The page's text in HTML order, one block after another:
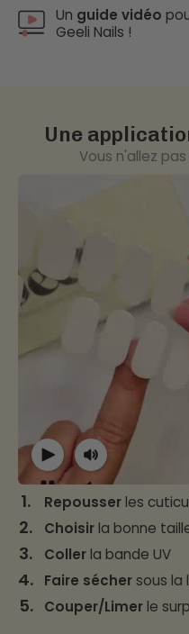
Un guide vidéo
Geeli Nails !
Une
Vous n'allez
1. Repousserles
2. Choisirla bonne
3. Collerla bande UV
4. Faire séchersous la
5. Couper/Limerle